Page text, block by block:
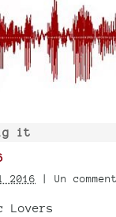
it
| Un
Lovers